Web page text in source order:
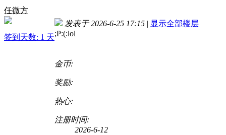
任微方
签到天数: 1 天
发表于 2026-6-25 17:15 | 显示全部楼层
;P:(:lol
金币:
奖励:
热心:
注册时间:
2026-6-12